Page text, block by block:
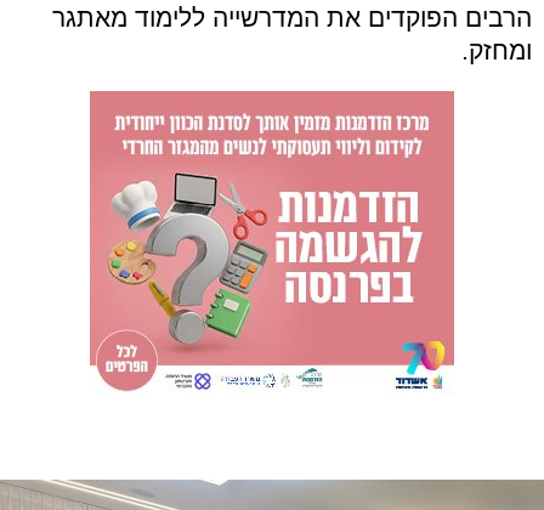
הרבים הפוקדים את המדרשייה ללימוד מאתגר
ומחזק.